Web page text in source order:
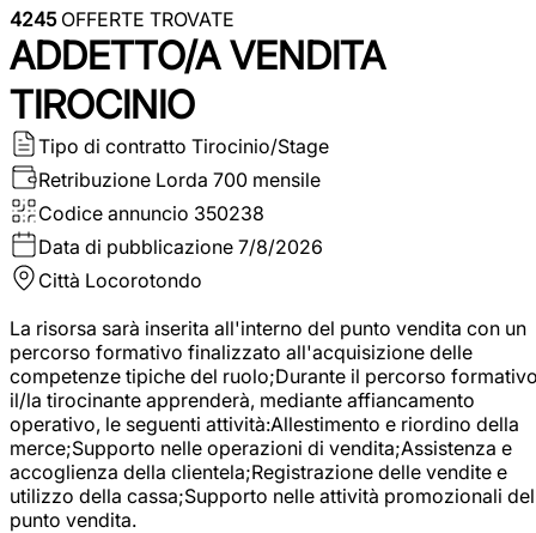
4245OFFERTE TROVATE
ADDETTO/A VENDITA
TIROCINIO
Tipo di contratto Tirocinio/Stage
Retribuzione Lorda 700 mensile
Codice annuncio 350238
Data di pubblicazione 7/8/2026
Città Locorotondo
La risorsa sarà inserita all'interno del punto vendita con un
percorso formativo finalizzato all'acquisizione delle
competenze tipiche del ruolo;Durante il percorso
il/la tirocinante apprenderà, mediante affiancamento
operativo, le seguenti attività:Allestimento e riordino della
merce;Supporto nelle operazioni di vendita;Assistenza e
accoglienza della clientela;Registrazione delle vendite e
utilizzo della cassa;Supporto nelle attività promozionali del
punto vendita.